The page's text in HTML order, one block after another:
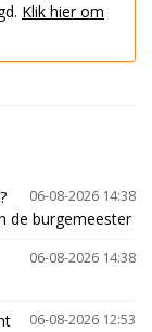
Klik hier om
06-08-2026 14:38
de burgemeester
06-08-2026 14:38
06-08-2026 12:53